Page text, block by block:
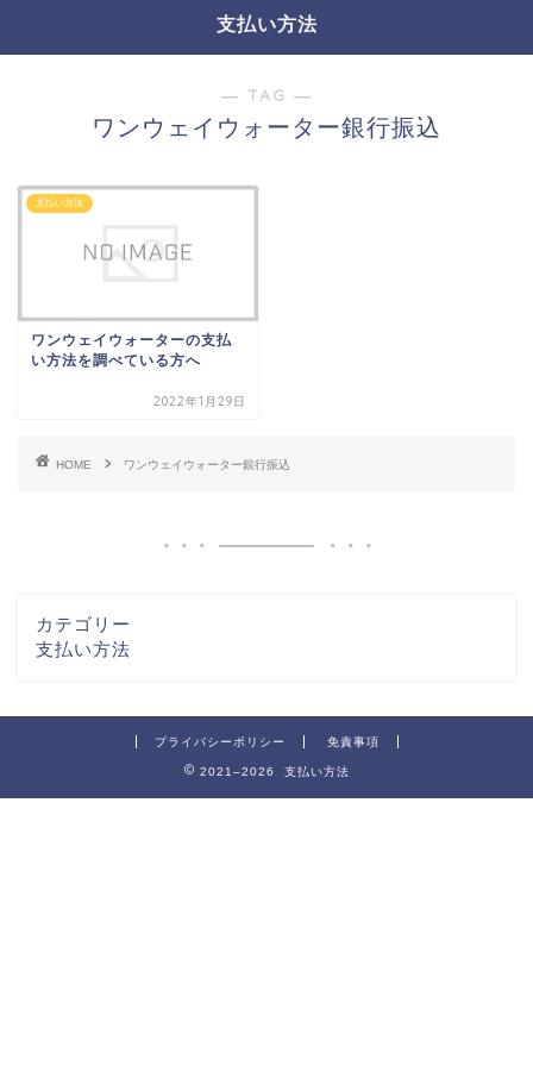
支払い方法
― TAG ―
ワンウェイウォーター銀行振込
支払い方法
ワンウェイウォーターの支払
い方法を調べている方へ
2022年1月29日
HOME ワンウェイウォーター銀行振込
カテゴリー
支払い方法
プライバシーポリシー 免責事項
2021–2026 支払い方法